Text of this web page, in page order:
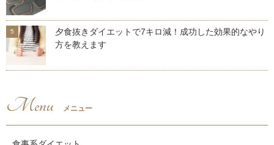
夕食抜きダイエットで7キロ減！成功した効果的なやり
方を教えます
Menu メニュー